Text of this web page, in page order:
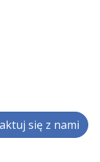
się z nami